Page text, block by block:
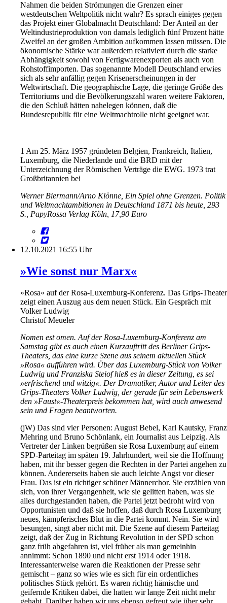
Nahmen die beiden Strömungen die Grenzen einer
westdeutschen Weltpolitik nicht wahr? Es sprach einiges gegen
das Projekt einer Globalmacht Deutschland: Der Anteil an der
Weltindustrieproduktion von damals lediglich fünf Prozent hätte
Zweifel an der großen Ambition aufkommen lassen müssen. Die
ökonomische Stärke war außerdem relativiert durch die starke
Abhängigkeit sowohl von Fertigwarenexporten als auch von
Rohstoffimporten. Das sogenannte Modell Deutschland erwies
sich als sehr anfällig gegen Krisenerscheinungen in der
Weltwirtschaft. Die geographische Lage, die geringe Größe des
Territoriums und die Bevölkerungszahl waren weitere Faktoren,
die den Schluß hätten nahelegen können, daß die
Bundesrepublik für eine Weltmachtrolle nicht geeignet war.
1 Am 25. März 1957 gründeten Belgien, Frankreich, Italien,
Luxemburg, die Niederlande und die BRD mit der
Unterzeichnung der Römischen Verträge die EWG. 1973 trat
Großbritannien bei
Werner Biermann/Arno Klönne, Ein Spiel ohne Grenzen. Politik
und Weltmachtambitionen in Deutschland 1871 bis heute, 293
S., PapyRossa Verlag Köln, 17,90 Euro
12.10.2021 16:55 Uhr
»Wie sonst nur Marx«
»Rosa« auf der Rosa-Luxemburg-Konferenz. Das Grips-Theater
zeigt einen Auszug aus dem neuen Stück. Ein Gespräch mit
Volker Ludwig
Christof Meueler
Nomen est omen. Auf der Rosa-Luxemburg-Konferenz am
Samstag gibt es auch einen Kurzauftritt des Berliner Grips-
Theaters, das eine kurze Szene aus seinem aktuellen Stück
»Rosa« aufführen wird. Über das Luxemburg-Stück von Volker
Ludwig und Franziska Steiof hieß es in dieser Zeitung, es sei
»erfrischend und witzig«. Der Dramatiker, Autor und Leiter des
Grips-Theaters Volker Ludwig, der gerade für sein Lebenswerk
den »Faust«-Theaterpreis bekommen hat, wird auch anwesend
sein und Fragen beantworten.
(jW) Das sind vier Personen: August Bebel, Karl Kautsky, Franz
Mehring und Bruno Schönlank, ein Journalist aus Leipzig. Als
Vertreter der Linken begrüßen sie Rosa Luxemburg auf einem
SPD-Parteitag im späten 19. Jahrhundert, weil sie die Hoffnung
haben, mit ihr besser gegen die Rechten in der Partei angehen zu
können. Andererseits haben sie auch leichte Angst vor dieser
Frau. Das ist ein richtiger schöner Männerchor. Sie erzählen von
sich, von ihrer Vergangenheit, wie sie gelitten haben, was sie
alles durchgestanden haben, die Partei jetzt bedroht wird von
Opportunisten und daß sie hoffen, daß durch Rosa Luxemburg
neues, kämpferisches Blut in die Partei kommt. Nein. Sie wird
besungen, singt aber nicht mit. Die Szene auf diesem Parteitag
zeigt, daß der Zug in Richtung Revolution in der SPD schon
ganz früh abgefahren ist, viel früher als man gemeinhin
annimmt: Schon 1890 und nicht erst 1914 oder 1918.
Interessanterweise waren die Reaktionen der Presse sehr
gemischt – ganz so wies wie es sich für ein ordentliches
politisches Stück gehört. Es waren richtig hämische und
geifernde Kritiken dabei, die hatten wir lange Zeit nicht mehr